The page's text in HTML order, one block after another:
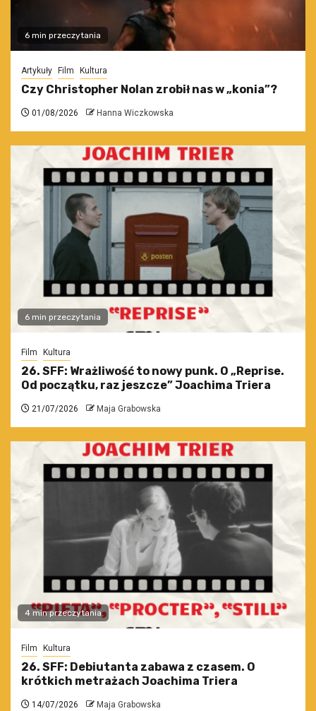
6 min przeczytania
Artykuły Film Kultura
Czy Christopher Nolan zrobił nas w „konia”?
01/08/2026 Hanna Wiczkowska
6 min przeczytania
Film Kultura
26. SFF: Wrażliwość to nowy punk. O „Reprise.
Od początku, raz jeszcze” Joachima Triera
21/07/2026 Maja Grabowska
4 min przeczytania
Film Kultura
26. SFF: Debiutanta zabawa z czasem. O
krótkich metrażach Joachima Triera
14/07/2026 Maja Grabowska